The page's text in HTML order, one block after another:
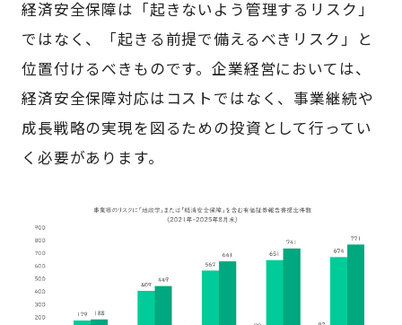
経済安全保障は「起きないよう管理するリスク」
ではなく、「起きる前提で備えるべきリスク」と
位置付けるべきものです。企業経営においては、
経済安全保障対応はコストではなく、事業継続や
成長戦略の実現を図るための投資として行ってい
く必要があります。